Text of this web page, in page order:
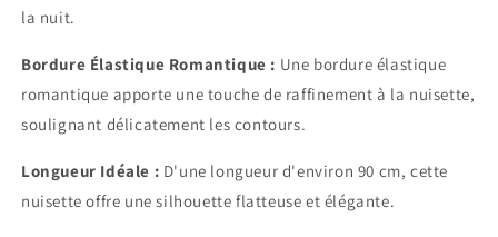
la nuit.
Bordure Élastique Romantique : Une bordure élastique
romantique apporte une touche de raffinement à la nuisette,
soulignant délicatement les contours.
Longueur Idéale : D'une longueur d'environ 90 cm, cette
nuisette offre une silhouette flatteuse et élégante.